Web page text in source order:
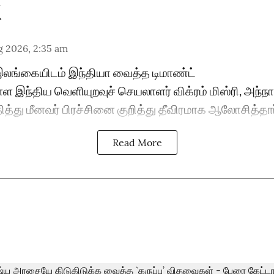
2026, 2:35 am
இந்தியா வைத்த டிமாண்ட்
வெளியுறவுச் செயலாளர் விக்ரம் மிஸ்ரி,
மீனவர் பிரச்சினை குறித்து தீவிரமாக
Read More